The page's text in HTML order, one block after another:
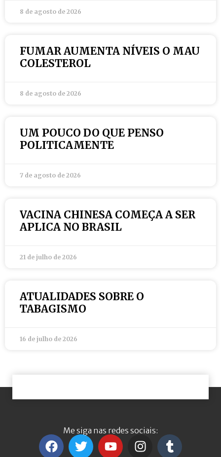
8 de agosto de 2026
FUMAR AUMENTA NÍVEIS O MAU
COLESTEROL
8 de agosto de 2026
UM POUCO DO QUE PENSO
POLITICAMENTE
7 de agosto de 2026
VACINA CHINESA COMEÇA A SER
APLICA NO BRASIL
21 de julho de 2026
ATUALIDADES SOBRE O
TABAGISMO
16 de julho de 2026
Me siga nas redes sociais: